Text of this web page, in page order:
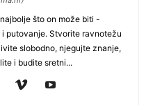
što on može biti -
putovanje. Stvorite ravnotežu
slobodno, njegujte znanje,
i budite sretni...